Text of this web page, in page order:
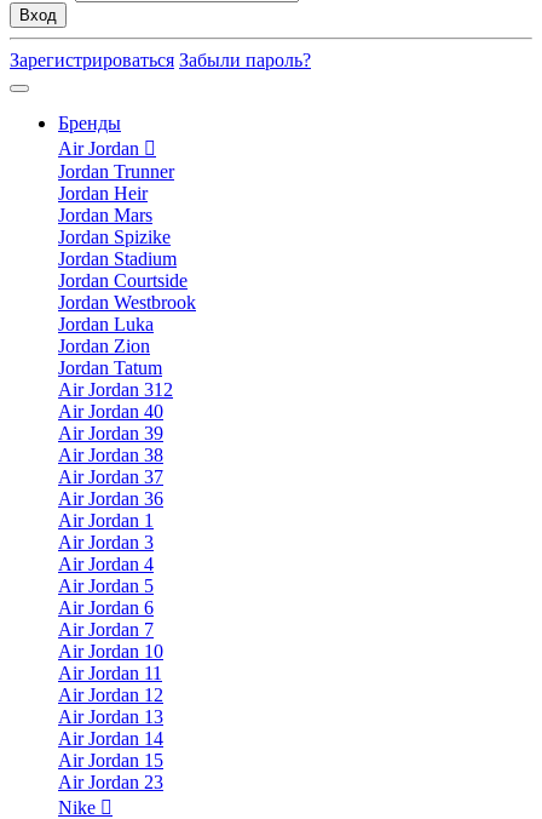
Вход
Зарегистрироваться Забыли пароль?
Бренды
Air Jordan
Jordan Trunner
Jordan Heir
Jordan Mars
Jordan Spizike
Jordan Stadium
Jordan Courtside
Jordan Westbrook
Jordan Luka
Jordan Zion
Jordan Tatum
Air Jordan 312
Air Jordan 40
Air Jordan 39
Air Jordan 38
Air Jordan 37
Air Jordan 36
Air Jordan 1
Air Jordan 3
Air Jordan 4
Air Jordan 5
Air Jordan 6
Air Jordan 7
Air Jordan 10
Air Jordan 11
Air Jordan 12
Air Jordan 13
Air Jordan 14
Air Jordan 15
Air Jordan 23
Nike